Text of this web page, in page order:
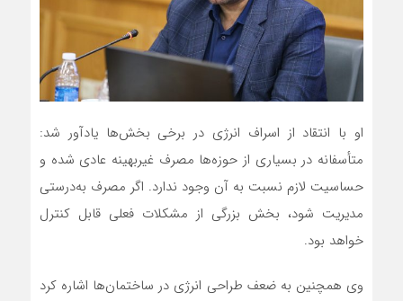
او با انتقاد از اسراف انرژی در برخی بخش‌ها یادآور شد:
متأسفانه در بسیاری از حوزه‌ها مصرف غیربهینه عادی شده و
حساسیت لازم نسبت به آن وجود ندارد. اگر مصرف به‌درستی
مدیریت شود، بخش بزرگی از مشکلات فعلی قابل کنترل
خواهد بود.
وی همچنین به ضعف طراحی انرژی در ساختمان‌ها اشاره کرد